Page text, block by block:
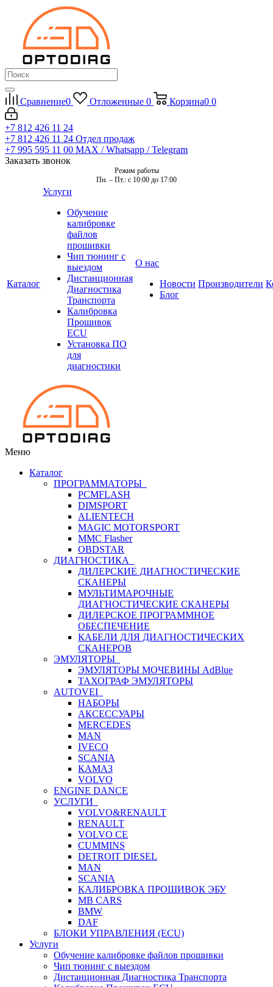
Сравнение0 Отложенные 0 Корзина0 0
+7 812 426 11 24
+7 812 426 11 24 Отдел продаж
+7 995 595 11 00 MAX / Whatsapp / Telegram
Заказать звонок
Режим работы
Пн. – Пт.: с 10:00 до 17:00
Каталог
Услуги
Обучение
калибровке
файлов
прошивки
Чип тюнинг с
выездом
Дистанционная
Диагностика
Транспорта
Калибровка
Прошивок
ECU
Установка ПО
для
диагностики
О нас
Новости
Блог
Производители
Меню
Каталог
ПРОГРАММАТОРЫ
PCMFLASH
DIMSPORT
ALIENTECH
MAGIC MOTORSPORT
MMC Flasher
OBDSTAR
ДИАГНОСТИКА
ДИЛЕРСКИЕ ДИАГНОСТИЧЕСКИЕ
СКАНЕРЫ
МУЛЬТИМАРОЧНЫЕ
ДИАГНОСТИЧЕСКИЕ СКАНЕРЫ
ДИЛЕРСКОЕ ПРОГРАММНОЕ
ОБЕСПЕЧЕНИЕ
КАБЕЛИ ДЛЯ ДИАГНОСТИЧЕСКИХ
СКАНЕРОВ
ЭМУЛЯТОРЫ
ЭМУЛЯТОРЫ МОЧЕВИНЫ АdBlue
ТАХОГРАФ ЭМУЛЯТОРЫ
AUTOVEI
НАБОРЫ
АКСЕССУАРЫ
MERCEDES
MAN
IVECO
SCANIA
КАМАЗ
VOLVO
ENGINE DANCE
УСЛУГИ
VOLVO&RENAULT
RENAULT
VOLVO CE
CUMMINS
DETROIT DIESEL
MAN
SCANIA
КАЛИБРОВКА ПРОШИВОК ЭБУ
MB CARS
BMW
DAF
БЛОКИ УПРАВЛЕНИЯ (ECU)
Услуги
Обучение калибровке файлов прошивки
Чип тюнинг с выездом
Дистанционная Диагностика Транспорта